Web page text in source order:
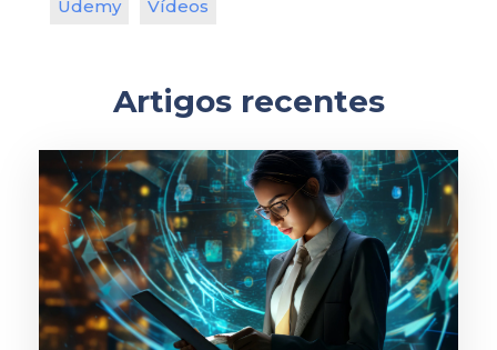
Udemy Vídeos
Artigos recentes